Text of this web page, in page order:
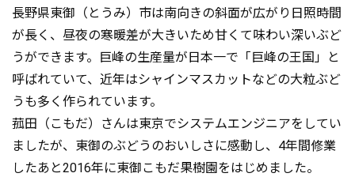
長野県東御（とうみ）市は南向きの斜面が広がり日照時間
が長く、昼夜の寒暖差が大きいため甘くて味わい深いぶど
うができます。巨峰の生産量が日本一で「巨峰の王国」と
呼ばれていて、近年はシャインマスカットなどの大粒ぶど
うも多く作られています。
菰田（こもだ）さんは東京でシステムエンジニアをしてい
ましたが、東御のぶどうのおいしさに感動し、4年間修業
したあと2016年に東御こもだ果樹園をはじめました。